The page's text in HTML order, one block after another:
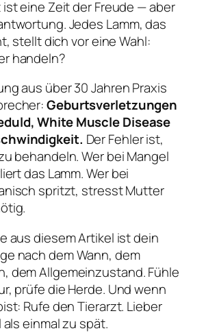
ist eine Zeit der Freude — aber
Jedes Lamm, das
stellt dich vor eine Wahl:
handeln?
aus über 30 Jahren Praxis
Geburtsverletzungen
White Muscle Disease
Der Fehler ist,
behandeln. Wer bei Mangel
das Lamm. Wer bei
spritzt, stresst Mutter
aus diesem Artikel ist dein
nach dem Wann, dem
dem Allgemeinzustand. Fühle
prüfe die Herde. Und wenn
Rufe den Tierarzt. Lieber
einmal zu spät.